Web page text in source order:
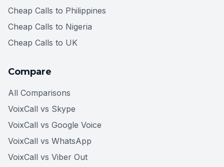
Cheap Calls to Philippines
Cheap Calls to Nigeria
Cheap Calls to UK
Compare
All Comparisons
VoixCall vs Skype
VoixCall vs Google Voice
VoixCall vs WhatsApp
VoixCall vs Viber Out